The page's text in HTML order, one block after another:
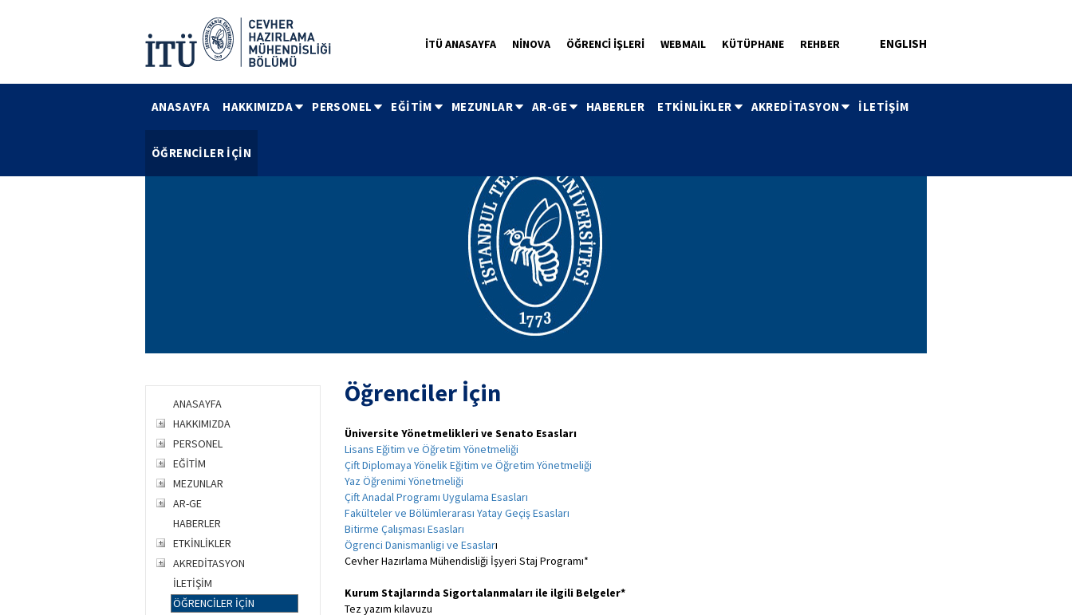
ENGLISH
İTÜ ANASAYFA NİNOVA ÖĞRENCİ İŞLERİ WEBMAIL KÜTÜPHANE REHBER
ANASAYFA HAKKIMIZDA PERSONEL EĞİTİM MEZUNLAR AR-GE HABERLER ETKİNLİKLER AKREDİTASYON İLETİŞİM
ÖĞRENCİLER İÇİN
ANASAYFA
HAKKIMIZDA
PERSONEL
EĞİTİM
MEZUNLAR
AR-GE
HABERLER
ETKİNLİKLER
AKREDİTASYON
İLETİŞİM
ÖĞRENCİLER İÇİN
Öğrenciler İçin
Üniversite Yönetmelikleri ve Senato Esasları
Lisans Eğitim ve Öğretim Yönetmeliği
Çift Diplomaya Yönelik Eğitim ve Öğretim Yönetmeliği
Yaz Öğrenimi Yönetmeliği
Çift Anadal Programı Uygulama Esasları
Fakülteler ve Bölümlerarası Yatay Geçiş Esasları
Bitirme Çalışması Esasları
Ögrenci Danismanligi ve Esasları
Cevher Hazırlama Mühendisliği İşyeri Staj Programı*
Kurum Stajlarında Sigortalanmaları ile ilgili Belgeler*
Tez yazım kılavuzu